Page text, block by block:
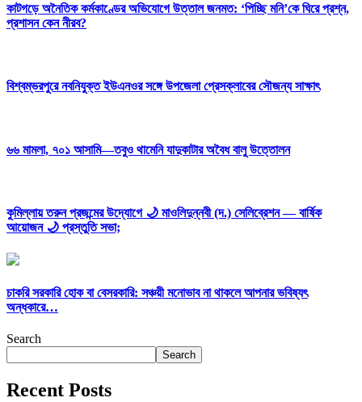
কাটগড়ে অনৈতিক কর্মকাণ্ডের অভিযোগে উত্তাল জনমত: ‘পিচ্ছি মনি’কে ঘিরে প্রশ্ন,
প্রশাসন কেন নীরব?
বিশ্বম্ভরপুরে নবনিযুক্ত ইউএনওর সঙ্গে উপজেলা প্রেসক্লাবের সৌজন্য সাক্ষাৎ
৬৬ মামলা, ৭০১ আসামি—তবুও থামেনি যাদুকাটার অবৈধ বালু উত্তোলন
কুমিল্লায় তরুন প্রজন্মের উদ্যোগে 🌙 মাওলিদুন্নবী (দ.) সেলিব্রেশন — বার্ষিক
আয়োজন 🌙 প্রস্তুতি সভা;
চাকরি সরকারি হোক বা বেসরকারি: সঞ্চয়ী মনোভাব না থাকলে আপনার ভবিষ্যৎ
অন্ধকারে…
Search
Search
Recent Posts